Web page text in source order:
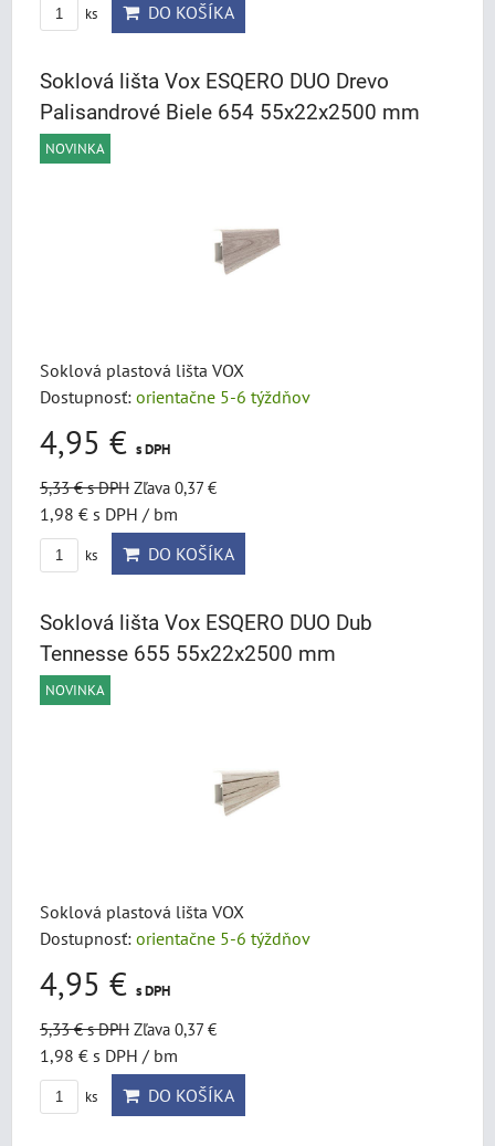
ks DO KOŠÍKA
Soklová lišta Vox ESQERO DUO Drevo
Palisandrové Biele 654 55x22x2500 mm
NOVINKA
Soklová plastová lišta VOX
Dostupnosť: orientačne 5-6 týždňov
4,95 € s DPH
5,33 €s DPH Zľava 0,37 €
1,98 € s DPH / bm
ks DO KOŠÍKA
Soklová lišta Vox ESQERO DUO Dub
Tennesse 655 55x22x2500 mm
NOVINKA
Soklová plastová lišta VOX
Dostupnosť: orientačne 5-6 týždňov
4,95 € s DPH
5,33 €s DPH Zľava 0,37 €
1,98 € s DPH / bm
ks DO KOŠÍKA